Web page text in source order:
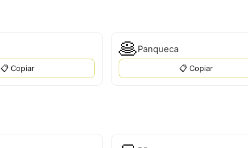
📋 Copiar
🥞Panqueca
📋 Copiar